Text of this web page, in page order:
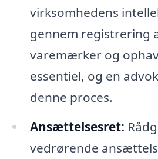
virksomhedens
gennem registrering
varemærker og
essentiel, og en
denne proces.
Ansættelsesret:
vedrørende